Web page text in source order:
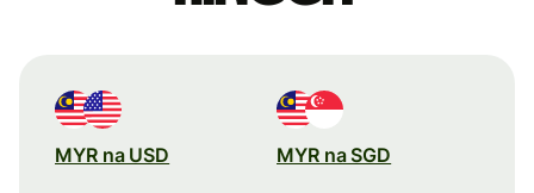
MYR na USD MYR na SGD